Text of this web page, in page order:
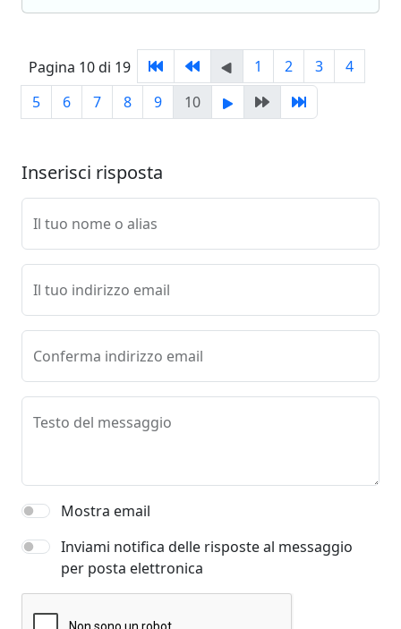
Pagina 10 di 19 1 2 3
4
5
6 7 8 9 10
Inserisci risposta
Il tuo nome o alias
Il tuo indirizzo email
Conferma indirizzo email
Testo del messaggio
Mostra email
Inviami notifica delle risposte al messaggio
per posta elettronica